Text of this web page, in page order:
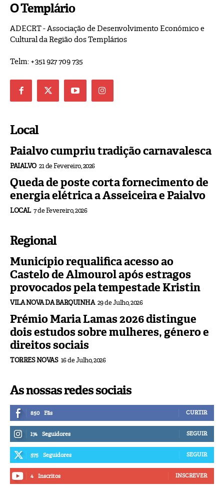
O Templário
ADECRT - Associação de Desenvolvimento Económico e
Cultural da Região dos Templários
Telm: +351 927 709 735
Local
Paialvo cumpriu tradição carnavalesca
PAIALVO 21 de Fevereiro, 2026
Queda de poste corta fornecimento de
energia elétrica a Asseiceira e Paialvo
LOCAL 7 de Fevereiro, 2026
Regional
Município requalifica acesso ao
Castelo de Almourol após estragos
provocados pela tempestade Kristin
VILA NOVA DA BARQUINHA 29 de Julho, 2026
Prémio Maria Lamas 2026 distingue
dois estudos sobre mulheres, género e
direitos sociais
TORRES NOVAS 16 de Julho, 2026
As nossas redes sociais
850 Fãs CURTIR
174 Seguidores SEGUIR
575 Seguidores SEGUIR
4 Inscritos INSCREVER